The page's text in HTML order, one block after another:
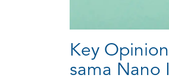
Key
sama Nano